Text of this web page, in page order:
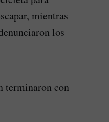
mientras
los
terminaron con